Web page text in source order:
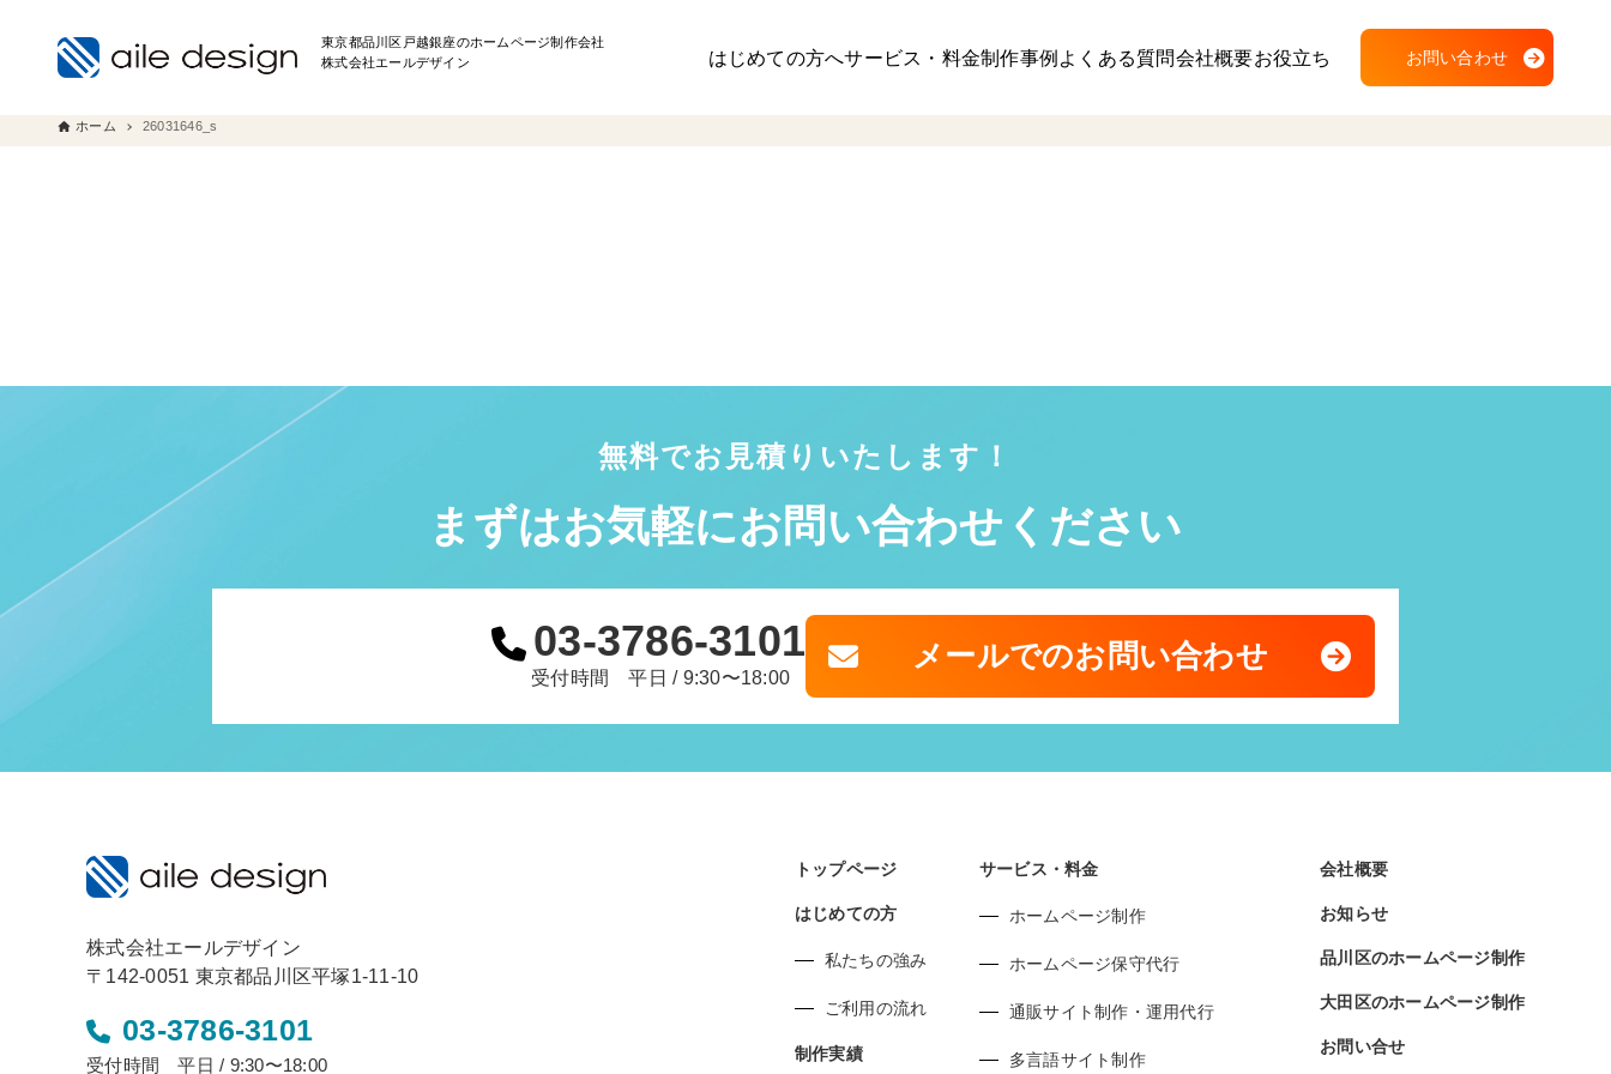
東京都品川区戸越銀座のホームページ制作会社
株式会社エールデザイン
はじめての方へサービス・料金制作事例よくある質問会社概要お役立ち お問い合わせ
ホーム 26031646_s
無料でお見積りいたします！
まずはお気軽にお問い合わせください
03-3786-3101
受付時間 平日 / 9:30〜18:00
メールでのお問い合わせ
株式会社エールデザイン
〒142-0051 東京都品川区平塚1-11-10
03-3786-3101
受付時間 平日 / 9:30〜18:00
トップページ
はじめての方
私たちの強み
ご利用の流れ
制作実績
サービス・料金
ホームページ制作
ホームページ保守代行
通販サイト制作・運用代行
多言語サイト制作
会社概要
お知らせ
品川区のホームページ制作
大田区のホームページ制作
お問い合せ